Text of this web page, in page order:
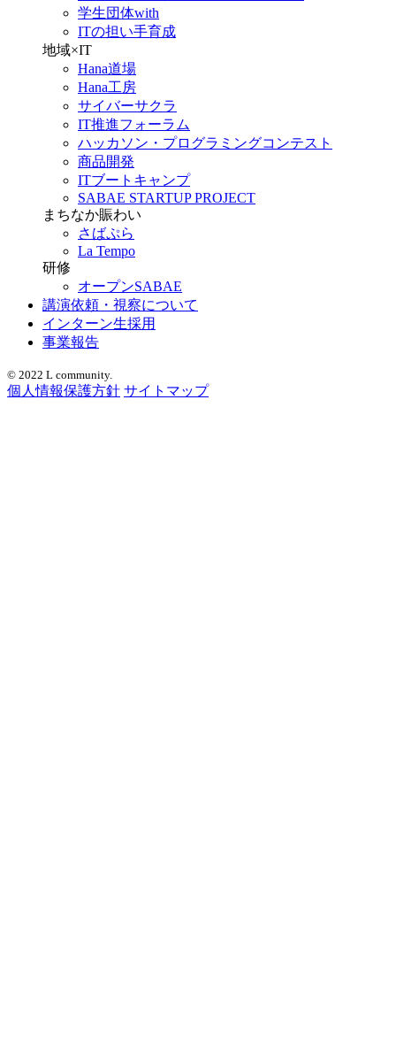
学生団体with
ITの担い手育成
地域×IT
Hana道場
Hana工房
サイバーサクラ
IT推進フォーラム
ハッカソン・プログラミングコンテスト
商品開発
ITブートキャンプ
SABAE STARTUP PROJECT
まちなか賑わい
さばぷら
La Tempo
研修
オープンSABAE
講演依頼・視察について
インターン生採用
事業報告
© 2022 L community.
個人情報保護方針 サイトマップ